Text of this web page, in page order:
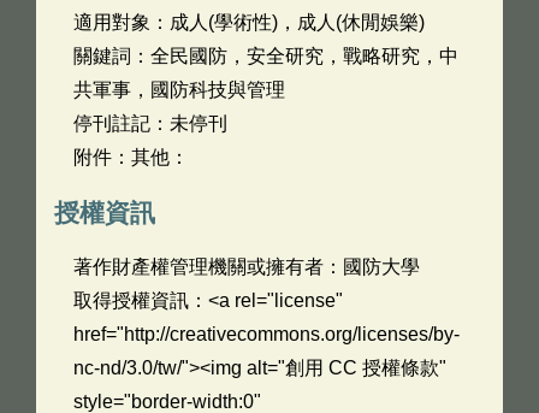
適用對象：成人(學術性)，成人(休閒娛樂)
關鍵詞：全民國防，安全研究，戰略研究，中
共軍事，國防科技與管理
停刊註記：未停刊
附件：其他：
授權資訊
著作財產權管理機關或擁有者：國防大學
取得授權資訊：<a rel="license"
href="http://creativecommons.org/licenses/by-
nc-nd/3.0/tw/"><img alt="創用 CC 授權條款"
style="border-width:0"